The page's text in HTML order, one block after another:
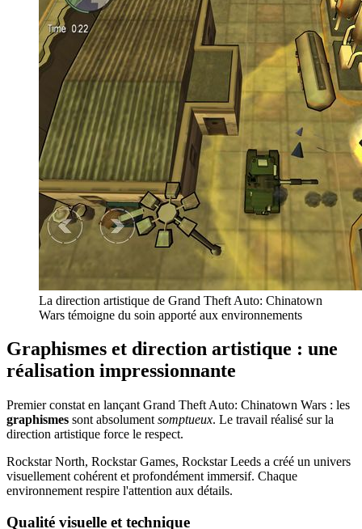
La direction artistique de Grand Theft Auto: Chinatown
Wars témoigne du soin apporté aux environnements
Graphismes et direction artistique : une
réalisation impressionnante
Premier constat en lançant Grand Theft Auto: Chinatown Wars : les
graphismes sont absolument somptueux. Le travail réalisé sur la
direction artistique force le respect.
Rockstar North, Rockstar Games, Rockstar Leeds a créé un univers
visuellement cohérent et profondément immersif. Chaque
environnement respire l'attention aux détails.
Qualité visuelle et technique